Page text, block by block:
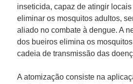
inseticida, capaz de atingir
eliminar os mosquitos adultos,
aliado no combate à dengue. A
dos bueiros elimina os
cadeia de transmissão das
A atomização consiste na